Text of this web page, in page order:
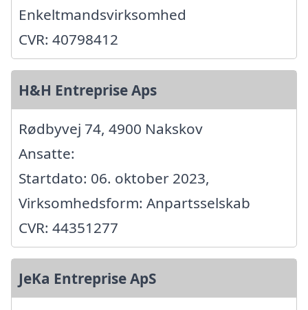
Enkeltmandsvirksomhed
CVR: 40798412
H&H Entreprise Aps
Rødbyvej 74, 4900 Nakskov
Ansatte:
Startdato: 06. oktober 2023,
Virksomhedsform: Anpartsselskab
CVR: 44351277
JeKa Entreprise ApS